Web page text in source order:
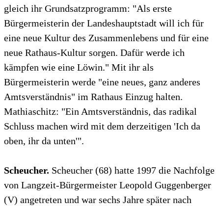
gleich ihr Grundsatzprogramm: "Als erste
Bürgermeisterin der Landeshauptstadt will ich für
eine neue Kultur des Zusammenlebens und für eine
neue Rathaus-Kultur sorgen. Dafür werde ich
kämpfen wie eine Löwin." Mit ihr als
Bürgermeisterin werde "eine neues, ganz anderes
Amtsverständnis" im Rathaus Einzug halten.
Mathiaschitz: "Ein Amtsverständnis, das radikal
Schluss machen wird mit dem derzeitigen 'Ich da
oben, ihr da unten'".
Scheucher. Scheucher (68) hatte 1997 die Nachfolge
von Langzeit-Bürgermeister Leopold Guggenberger
(V) angetreten und war sechs Jahre später nach